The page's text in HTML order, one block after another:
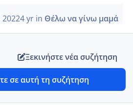
4 yrin Θέλω να γίνω μαμά
Ξεκινήστε νέα συζήτηση
σε αυτή τη συζήτηση